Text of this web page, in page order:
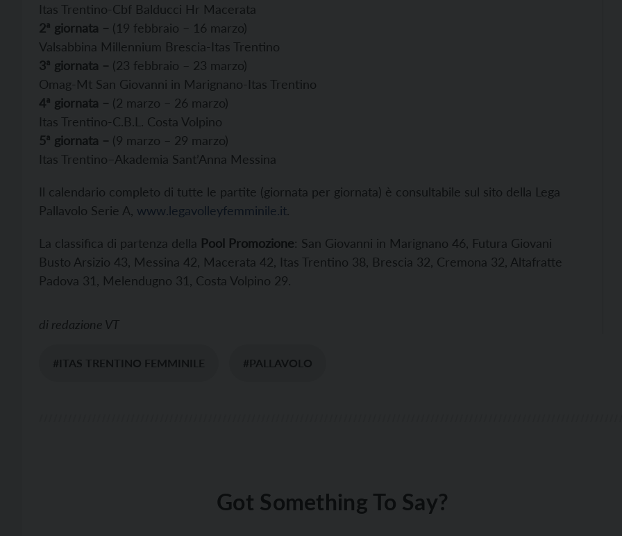
Itas Trentino-Cbf Balducci Hr Macerata
2ª giornata – (19 febbraio – 16 marzo)
Valsabbina Millennium Brescia-Itas Trentino
3ª giornata – (23 febbraio – 23 marzo)
Omag-Mt San Giovanni in Marignano-Itas Trentino
4ª giornata – (2 marzo – 26 marzo)
Itas Trentino-C.B.L. Costa Volpino
5ª giornata – (9 marzo – 29 marzo)
Itas Trentino–Akademia Sant’Anna Messina
Il calendario completo di tutte le partite (giornata per giornata) è consultabile sul sito della Lega
Pallavolo Serie A, www.legavolleyfemminile.it.
La classifica di partenza della Pool Promozione: San Giovanni in Marignano 46, Futura Giovani
Busto Arsizio 43, Messina 42, Macerata 42, Itas Trentino 38, Brescia 32, Cremona 32, Altafratte
Padova 31, Melendugno 31, Costa Volpino 29.
di redazione VT
#ITAS TRENTINO FEMMINILE #PALLAVOLO
Got Something To Say?